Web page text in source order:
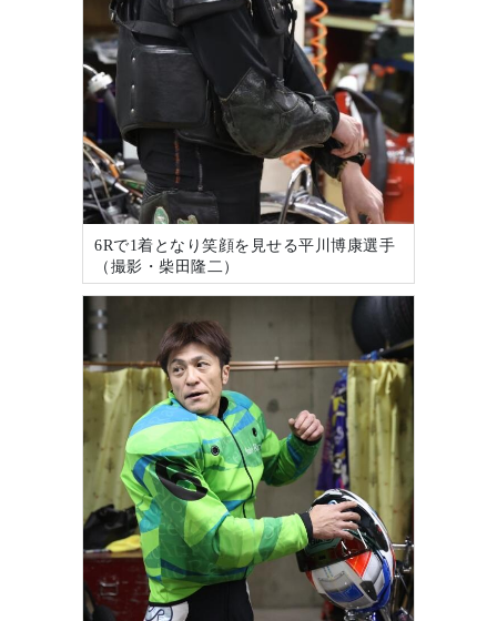
6Rで1着となり笑顔を見せる平川博康選手
（撮影・柴田隆二）